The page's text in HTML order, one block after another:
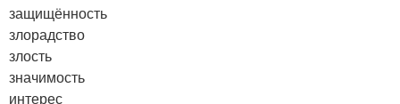
защищённость
злорадство
злость
значимость
интерес